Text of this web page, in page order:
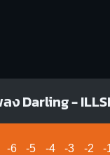
ง Darling -
-6 -5 -4 -3 -2 -